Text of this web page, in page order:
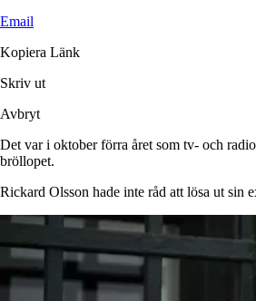
Email
Kopiera Länk
Skriv ut
Avbryt
Det var i oktober förra året som tv- och
bröllopet.
Rickard Olsson hade inte råd att lösa ut sin